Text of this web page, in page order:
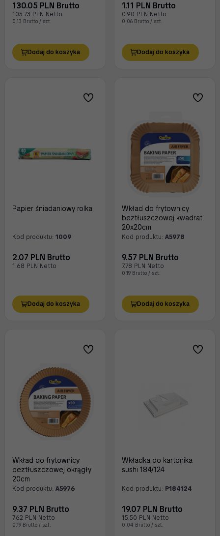
130.05 PLN Brutto
105.73 PLN Netto
0.13 Brutto / szt.
Dodaj do koszyka
1.11 PLN Brutto
0.90 PLN Netto
0.06 Brutto / szt.
Dodaj do koszyka
Papier śniadaniowy rolka
Kod produktu: 1009
2.07 PLN Brutto
1.68 PLN Netto
Dodaj do koszyka
Wkład do frytownicy
beztłuszczowej kwadrat
20x20cm
Kod produktu: A5978
9.57 PLN Brutto
7.78 PLN Netto
0.19 Brutto / szt.
Dodaj do koszyka
Wkład do frytownicy
beztłuszczowej okrągły
20cm
Kod produktu: A5976
9.37 PLN Brutto
7.62 PLN Netto
0.19 Brutto / szt.
Wkładka do kartonika
sushi 184/124
Kod produktu: P184124
19.07 PLN Brutto
15.50 PLN Netto
0.04 Brutto / szt.